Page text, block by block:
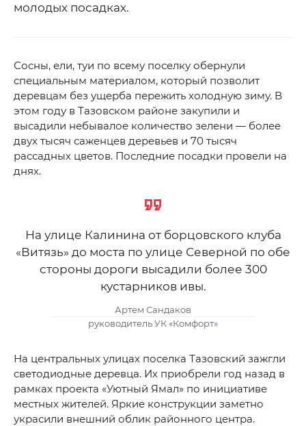
молодых посадках.
Сосны, ели, туи по всему поселку обернули
специальным материалом, который позволит
деревцам без ущерба пережить холодную зиму. В
этом году в Тазовском районе закупили и
высадили небывалое количество зелени — более
двух тысяч саженцев деревьев и 70 тысяч
рассадных цветов. Последние посадки провели на
днях.
На улице Калинина от борцовского клуба
«Витязь» до моста по улице Северной по обе
стороны дороги высадили более 300
кустарников ивы.
Артем Сандаков
руководитель УК «Комфорт»
На центральных улицах поселка Тазовский зажгли
светодиодные деревца. Их приобрели год назад в
рамках проекта «Уютный Ямал» по инициативе
местных жителей. Яркие конструкции заметно
украсили внешний облик районного центра.